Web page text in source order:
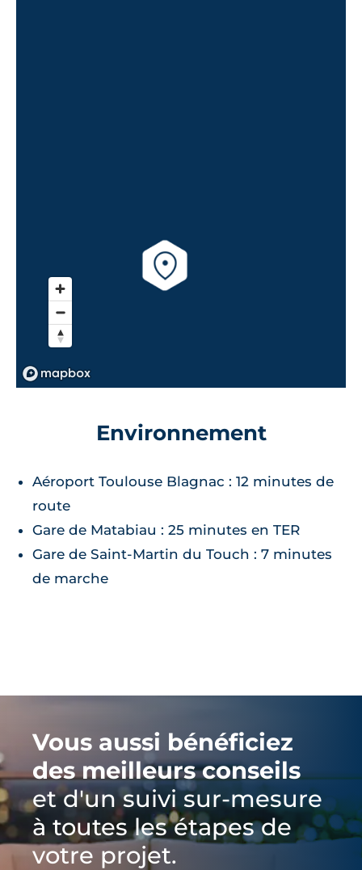
Environnement
Aéroport Toulouse Blagnac : 12 minutes de
route
Gare de Matabiau : 25 minutes en TER
Gare de Saint-Martin du Touch : 7 minutes
de marche
Vous aussi bénéficiez
des meilleurs conseils
et d'un suivi sur-mesure
à toutes les étapes de
votre projet.